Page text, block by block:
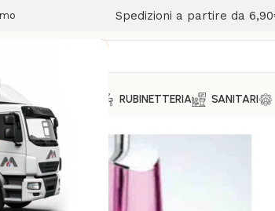
Spedizioni a partire da
RISCALDAMENTO RUBINETTERIA SANITARI
WAWE GIALLO PORTA SAPONE DA